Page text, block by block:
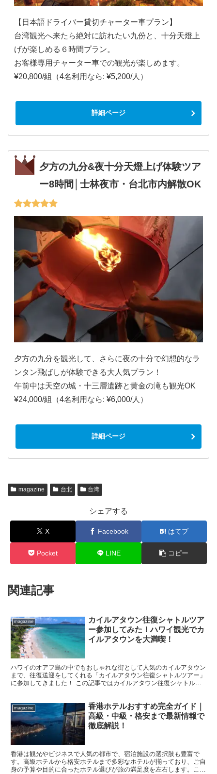
【日本語ドライバー貸切チャーター車プラン】
台湾観光へ来たら絶対に訪れたい九份と、十分天燈上
げが楽しめる６時間プラン。
お客様専用チャーター車での観光が楽しめます。
¥20,800/組（4名利用なら: ¥5,200/人）
詳細ページ
夕方の九分&夜十分天燈上げ体験ツア
ー8時間│士林夜市・台北市内解散OK
夕方の九分を観光して、さらに夜の十分で幻想的なラ
ンタン飛ばしが体験できる大人気プラン！
午前中は天空の城・十三層遺跡と黄金の滝も観光OK
¥24,000/組（4名利用なら: ¥6,000/人）
詳細ページ
magazine 台北 台湾
シェアする
X Facebook はてブ
Pocket LINE コピー
関連記事
magazine
カイルアタウン往復シャトルツア
ー参加してみた！ハワイ観光でカ
イルアタウンを大満喫！
ハワイのオアフ島の中でもおしゃれな街として人気のカイルアタウン
まで、往復送迎をしてくれる「カイルアタウン往復シャトルツアー」
に参加してきました！ この記事ではカイルアタウン往復シャトルツ
magazine
香港ホテルおすすめ完全ガイド｜
高級・中級・格安まで最新情報で
徹底解説！
香港は観光やビジネスで人気の都市で、宿泊施設の選択肢も豊富で
す。高級ホテルから格安ホテルまで多彩なホテルが揃っており、ご自
身の予算や目的に合ったホテル選びが旅の満足度を左右します。ここ